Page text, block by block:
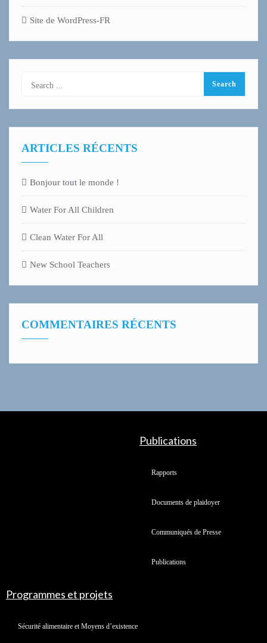
Site de WordPress-FR
ARTICLES RÉCENTS
Bonjour tout le monde !
Water For All Children
Clean Water For All
New School Teachers
COMMENTAIRES RÉCENTS
Publications
Rapports
Documents de plaidoyer
Communiqués de Presse
Publications
Programmes et projets
Sécurité alimentaire et Moyens d’existence